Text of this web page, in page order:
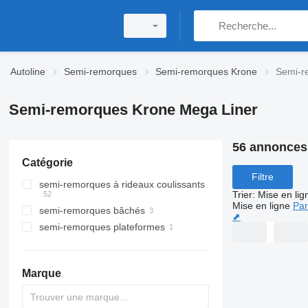
Autoline Semi-remorques Semi-remorques Krone Semi-
Semi-remorques Krone Mega Liner
Catégorie
semi-remorques à rideaux coulissants
semi-remorques bâchés
semi-remorques plateformes
Marque
56
Filtre
Trier: Mise en
Mise en ligne
⬈